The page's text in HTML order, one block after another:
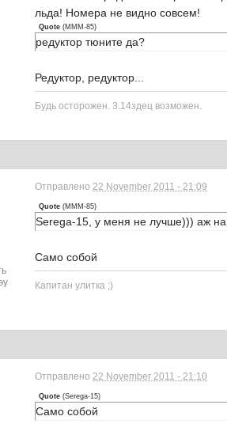
льда! Номера не видно совсем!
Quote (MMM-85)
редуктор тюните да?
Редуктор, редуктор...
Будь осторожен. 3.14здец возможен.
Отправлено 22 November 2011 - 21:09
Quote (MMM-85)
Serega-15, у меня не лучше))) аж на
Само собой
Капитан улитка ;)
Отправлено 22 November 2011 - 21:10
Quote (Serega-15)
Само собой